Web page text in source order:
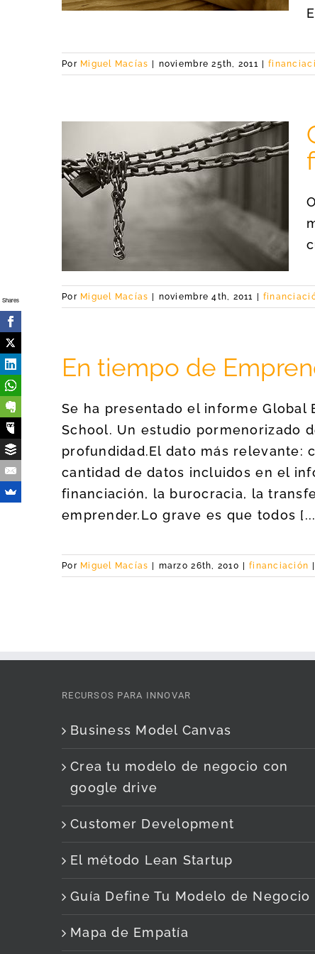
Por Miguel Macías noviembre 25th, 2011
Por Miguel Macías noviembre 4th, 2011
En tiempo de
Se ha presentado el informe Global
School. Un estudio pormenorizado
profundidad.El dato más relevante:
cantidad de datos incluidos en el
financiación, la burocracia, la
emprender.Lo grave es que todos
Por Miguel Macías marzo 26th, 2010 financiación
RECURSOS PARA INNOVAR
Business Model Canvas
Crea tu modelo de negocio con
google drive
Customer Development
El método Lean Startup
Guía Define Tu Modelo de Negocio
Mapa de Empatía
Shares